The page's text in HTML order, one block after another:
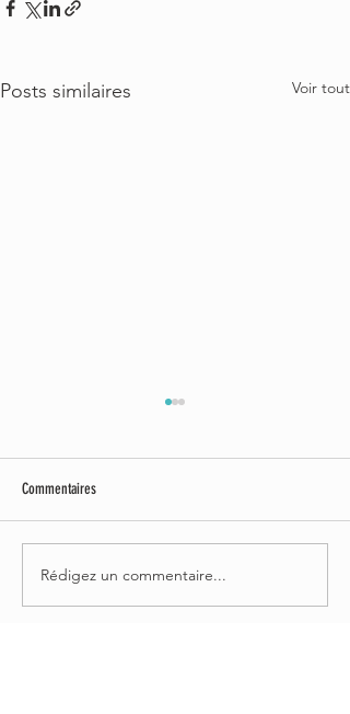
Posts similaires Voir tout
COLLAB URBANIA : BESIDE
Commentaires
Rédigez un commentaire...